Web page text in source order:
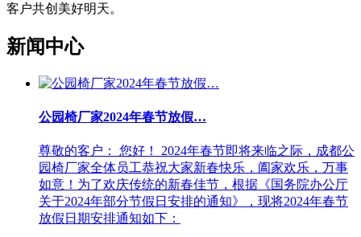
客户共创美好明天。
新闻中心
公园椅厂家2024年春节放假…
尊敬的客户： 您好！ 2024年春节即将来临之际，成都公
园椅厂家全体员工恭祝大家新春快乐，阖家欢乐，万事
如意！为了欢庆传统的新春佳节，根据《国务院办公厅
关于2024年部分节假日安排的通知》，现将2024年春节
放假日期安排通知如下：